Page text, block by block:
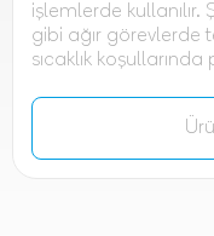
işlemlerde kullanılır.
gibi ağır görevlerde
sıcaklık